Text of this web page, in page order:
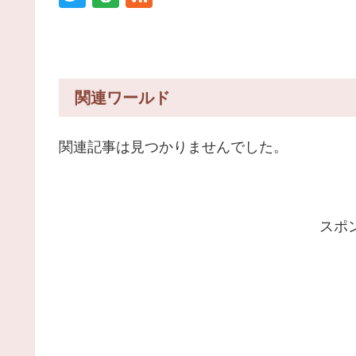
関連ワールド
関連記事は見つかりませんでした。
スポ